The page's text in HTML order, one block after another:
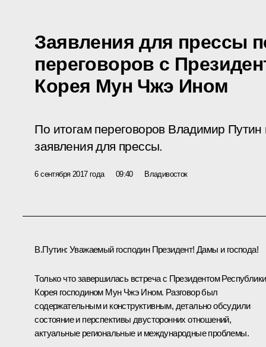
Заявления для прессы
переговоров с
Корея Мун Чжэ Ином
По итогам переговоров Владимир
заявления для прессы.
6 сентября 2017 года 09:40 Владивосток
В.Путин: Уважаемый господин Президент! Дамы и господа!
Только что завершилась встреча с Президентом Республики
Корея господином Мун Чжэ Ином. Разговор был
содержательным и конструктивным, детально обсудили
состояние и перспективы двусторонних отношений,
актуальные региональные и международные проблемы.